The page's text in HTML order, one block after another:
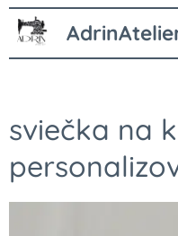
sviečka na